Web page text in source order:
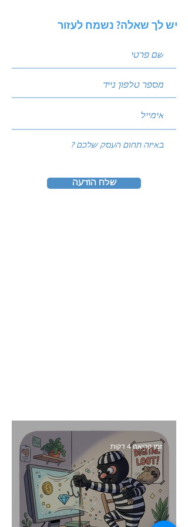
יש לך שאלה? נשמח לעזור
שלח הודעה
זמן קריאה 4 דקות